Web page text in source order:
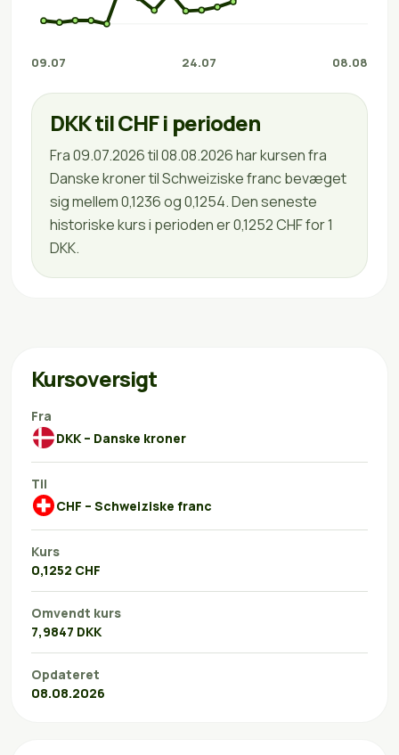
09.07 24.07 08.08
DKK til CHF i perioden
Fra 09.07.2026 til 08.08.2026 har kursen fra
Danske kroner til Schweiziske franc bevæget
sig mellem 0,1236 og 0,1254. Den seneste
historiske kurs i perioden er 0,1252 CHF for 1
DKK.
Kursoversigt
Fra
DKK – Danske kroner
Til
CHF – Schweiziske franc
Kurs
0,1252 CHF
Omvendt kurs
7,9847 DKK
Opdateret
08.08.2026